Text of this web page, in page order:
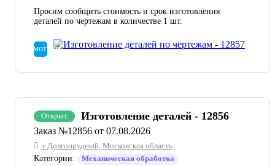
Просим сообщить стоимость и срок изготовления
деталей по чертежам в количестве 1 шт.
Посмотреть
Открыт Изготовление деталей - 12856
Заказ №12856 от 07.08.2026
г Долгопрудный, Московская область
Категории:
Механическая обработка